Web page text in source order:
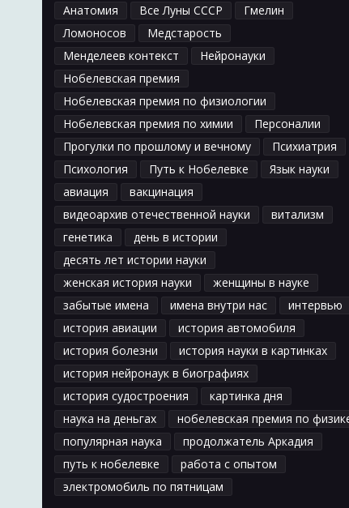
Анатомия
Все Луны СССР
Гмелин
Ломоносов
Медстарость
Менделеев контекст
Нейронауки
Нобелевская премия
Нобелевская премия по физиологии
Нобелевская премия по химии
Персоналии
Прогулки по прошлому и вечному
Психиатрия
Психология
Путь к Нобелевке
Язык науки
авиация
вакцинация
видеоархив отечественной науки
витализм
генетика
день в истории
десять лет истории науки
женская история науки
женщины в науке
забытые имена
имена внутри нас
интервью
история авиации
история автомобиля
история болезни
история науки в картинках
история нейронаук в биографиях
история судостроения
картинка дня
наука на деньгах
нобелевская премия по
популярная наука
продолжатель Аркадия
путь к нобелевке
работа с опытом
электромобиль по пятницам